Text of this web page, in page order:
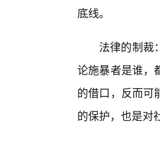
底线。
法律的制裁
论施暴者是谁，
的借口，反而可
的保护，也是对